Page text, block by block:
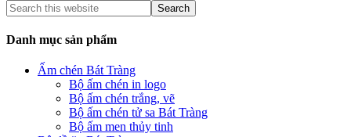
Danh mục sản phẩm
Ấm chén Bát Tràng
Bộ ấm chén in logo
Bộ ấm chén trắng, vẽ
Bộ ấm chén tử sa Bát Tràng
Bộ ấm men thủy tinh